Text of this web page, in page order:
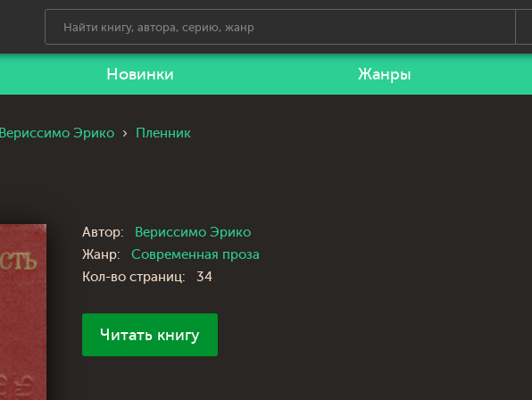
Новинки Жанры
Вериссимо Эрико Пленник
Автор:
Вериссимо Эрико
Жанр:
Современная проза
Кол-во страниц:
34
Читать книгу